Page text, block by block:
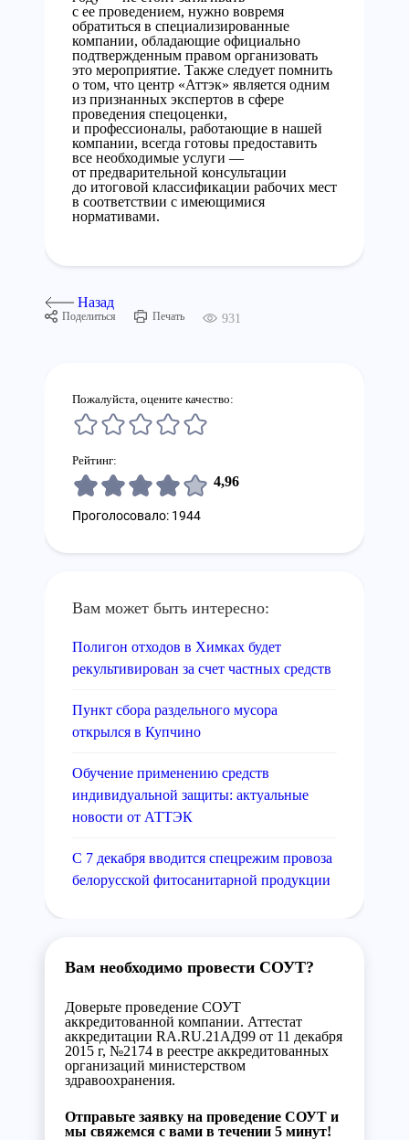
с ее проведением, нужно вовремя
обратиться в специализированные
компании, обладающие официально
подтвержденным правом организовать
это мероприятие. Также следует помнить
о том, что центр «Аттэк» является одним
из признанных экспертов в сфере
проведения спецоценки,
и профессионалы, работающие в нашей
компании, всегда готовы предоставить
все необходимые услуги —
от предварительной консультации
до итоговой классификации рабочих мест
в соответствии с имеющимися
нормативами.
Назад
Поделиться Печать 931
Пожалуйста, оцените качество:
Рейтинг:
4,96
Проголосовало: 1944
Вам может быть интересно:
Полигон отходов в Химках будет
рекультивирован за счет частных средств
Пункт сбора раздельного мусора
открылся в Купчино
Обучение применению средств
индивидуальной защиты: актуальные
новости от АТТЭК
С 7 декабря вводится спецрежим провоза
белорусской фитосанитарной продукции
Вам необходимо провести СОУТ?
Доверьте проведение СОУТ
аккредитованной компании. Аттестат
аккредитации RA.RU.21АД99 от 11 декабря
2015 г, №2174 в реестре аккредитованных
организаций министерством
здравоохранения.
Отправьте заявку на проведение СОУТ и
мы свяжемся с вами в течении 5 минут!